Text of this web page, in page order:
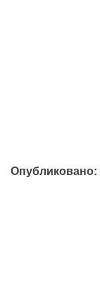
Опубликовано: